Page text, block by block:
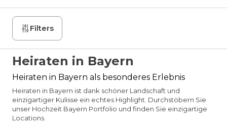
Filters
Heiraten in Bayern
Heiraten in Bayern als besonderes Erlebnis
Heiraten in Bayern ist dank schöner Landschaft und
einzigartiger Kulisse ein echtes Highlight. Durchstöbern Sie
unser Hochzeit Bayern Portfolio und finden Sie einzigartige
Locations.